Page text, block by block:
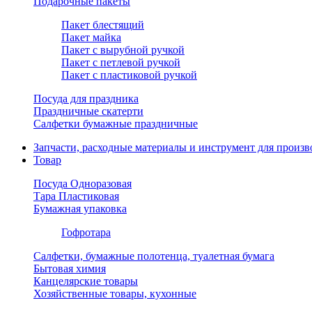
Пакет блестящий
Пакет майка
Пакет с вырубной ручкой
Пакет с петлевой ручкой
Пакет с пластиковой ручкой
Посуда для праздника
Праздничные скатерти
Салфетки бумажные праздничные
Запчасти, расходные материалы и инструмент для
Товар
Посуда Одноразовая
Тара Пластиковая
Бумажная упаковка
Гофротара
Салфетки, бумажные полотенца, туалетная бумага
Бытовая химия
Канцелярские товары
Хозяйственные товары, кухонные